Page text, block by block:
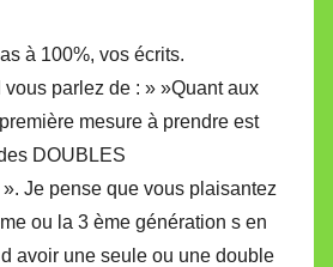
à 100%, vos écrits.
parlez de : » »Quant aux
mesure à prendre est
DOUBLES
Je pense que vous plaisantez
ou la 3 ème génération s en
avoir une seule ou une double